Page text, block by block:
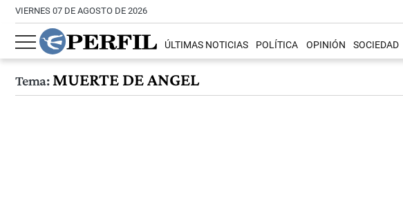
VIERNES 07 DE AGOSTO DE 2026
ÚLTIMAS NOTICIAS POLÍTICA OPINIÓN SOCIEDAD
Tema:MUERTE DE ANGEL